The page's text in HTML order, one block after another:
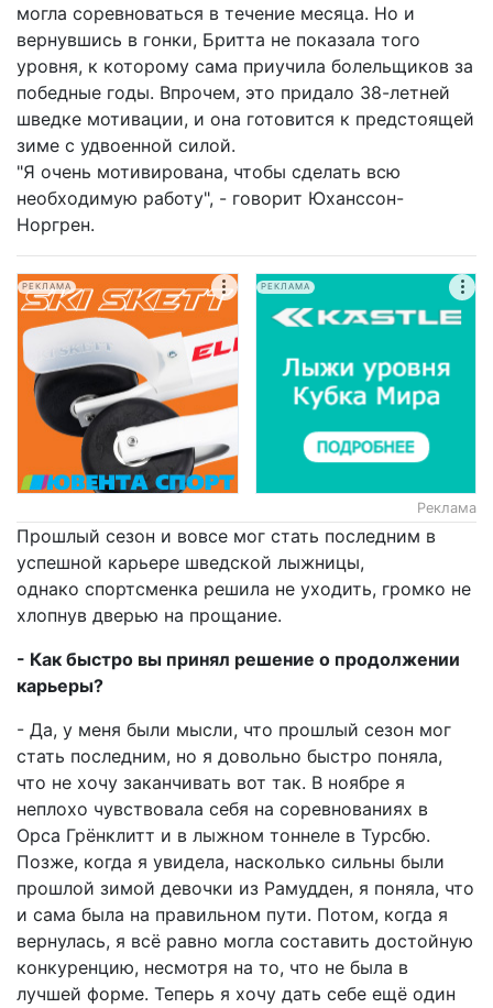
могла соревноваться в течение месяца. Но и
вернувшись в гонки, Бритта не показала того
уровня, к которому сама приучила болельщиков за
победные годы. Впрочем, это придало 38-летней
шведке мотивации, и она готовится к предстоящей
зиме с удвоенной силой.
"Я очень мотивирована, чтобы сделать всю
необходимую работу", - говорит Юханссон-
Норгрен.
РЕКЛАМА РЕКЛАМА
Реклама
Прошлый сезон и вовсе мог стать последним в
успешной карьере шведской лыжницы,
однако спортсменка решила не уходить, громко не
хлопнув дверью на прощание.
- Как быстро вы принял решение о продолжении
карьеры?
- Да, у меня были мысли, что прошлый сезон мог
стать последним, но я довольно быстро поняла,
что не хочу заканчивать вот так. В ноябре я
неплохо чувствовала себя на соревнованиях в
Орса Грёнклитт и в лыжном тоннеле в Турсбю.
Позже, когда я увидела, насколько сильны были
прошлой зимой девочки из Рамудден, я поняла, что
и сама была на правильном пути. Потом, когда я
вернулась, я всё равно могла составить достойную
конкуренцию, несмотря на то, что не была в
лучшей форме. Теперь я хочу дать себе ещё один